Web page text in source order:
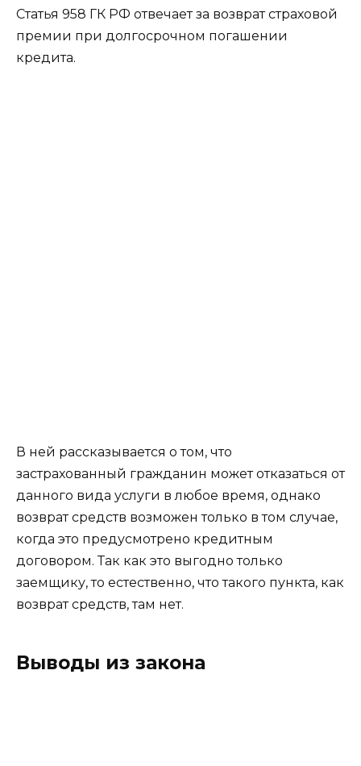
Статья 958 ГК РФ отвечает за возврат страховой
премии при долгосрочном погашении
кредита.
В ней рассказывается о том, что
застрахованный гражданин может отказаться от
данного вида услуги в любое время, однако
возврат средств возможен только в том случае,
когда это предусмотрено кредитным
договором. Так как это выгодно только
заемщику, то естественно, что такого пункта, как
возврат средств, там нет.
Выводы из закона